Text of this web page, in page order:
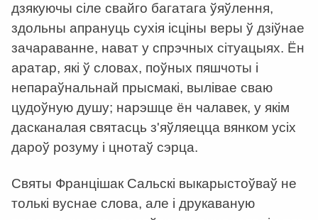
дзякуючы сіле свайго багатага ўяўлення,
здольны апрануць сухія ісціны веры ў дзіўнае
зачараванне, нават у спрэчных сітуацыях. Ён
аратар, які ў словах, поўных пяшчоты і
непараўнальнай прысмакі, вылівае сваю
цудоўную душу; нарэшце ён чалавек, у якім
дасканалая святасць з'яўляецца вянком усіх
дароў розуму і цнотаў сэрца.
Святы Францішак Сальскі выкарыстоўваў не
толькі вуснае слова, але і друкаваную